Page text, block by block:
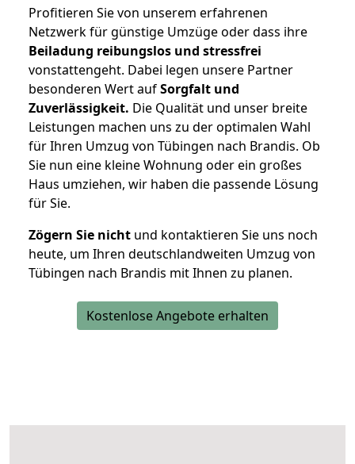
Profitieren Sie von unserem erfahrenen
Netzwerk für günstige Umzüge oder dass ihre
Beiladung reibungslos und stressfrei
vonstattengeht. Dabei legen unsere Partner
besonderen Wert aufSorgfalt und
Zuverlässigkeit. Die Qualität und unser breite
Leistungen machen uns zu der optimalen Wahl
für Ihren Umzug von Tübingen nach Brandis. Ob
Sie nun eine kleine Wohnung oder ein großes
Haus umziehen, wir haben die passende Lösung
für Sie.
Zögern Sie nicht und kontaktieren Sie uns noch
heute, um Ihren deutschlandweiten Umzug von
Tübingen nach Brandis mit Ihnen zu planen.
Kostenlose Angebote erhalten